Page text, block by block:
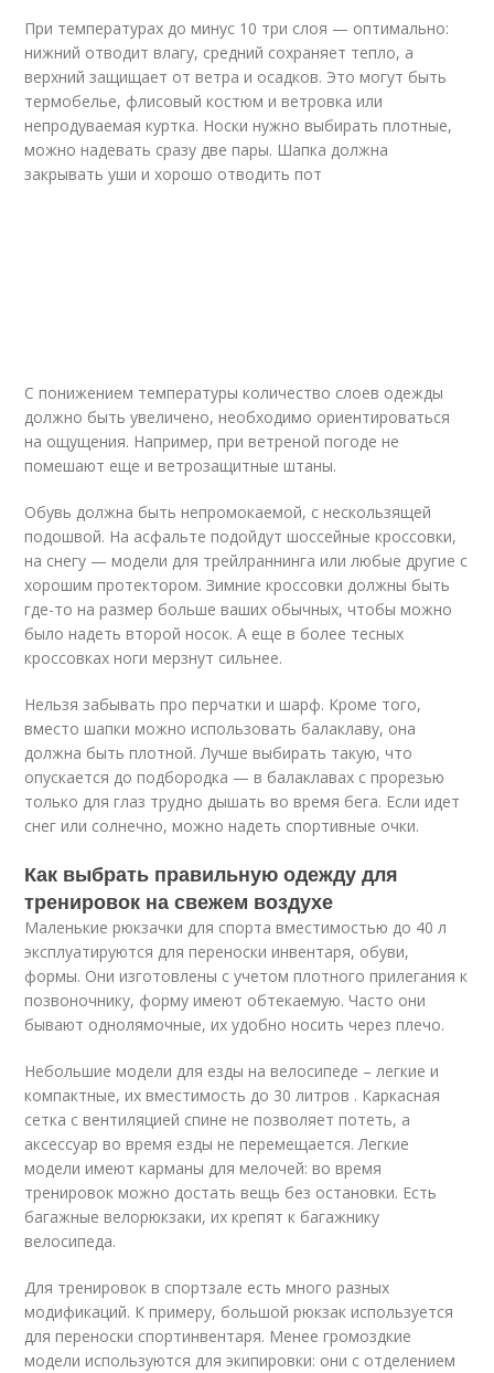
При температурах до минус 10 три слоя — оптимально:
нижний отводит влагу, средний сохраняет тепло, а
верхний защищает от ветра и осадков. Это могут быть
термобелье, флисовый костюм и ветровка или
непродуваемая куртка. Носки нужно выбирать плотные,
можно надевать сразу две пары. Шапка должна
закрывать уши и хорошо отводить пот
С понижением температуры количество слоев одежды
должно быть увеличено, необходимо ориентироваться
на ощущения. Например, при ветреной погоде не
помешают еще и ветрозащитные штаны.
Обувь должна быть непромокаемой, с нескользящей
подошвой. На асфальте подойдут шоссейные кроссовки,
на снегу — модели для трейлраннинга или любые другие с
хорошим протектором. Зимние кроссовки должны быть
где-то на размер больше ваших обычных, чтобы можно
было надеть второй носок. А еще в более тесных
кроссовках ноги мерзнут сильнее.
Нельзя забывать про перчатки и шарф. Кроме того,
вместо шапки можно использовать балаклаву, она
должна быть плотной. Лучше выбирать такую, что
опускается до подбородка — в балаклавах с прорезью
только для глаз трудно дышать во время бега. Если идет
снег или солнечно, можно надеть спортивные очки.
Как выбрать правильную одежду для
тренировок на свежем воздухе
Маленькие рюкзачки для спорта вместимостью до 40 л
эксплуатируются для переноски инвентаря, обуви,
формы. Они изготовлены с учетом плотного прилегания к
позвоночнику, форму имеют обтекаемую. Часто они
бывают однолямочные, их удобно носить через плечо.
Небольшие модели для езды на велосипеде – легкие и
компактные, их вместимость до 30 литров . Каркасная
сетка с вентиляцией спине не позволяет потеть, а
аксессуар во время езды не перемещается. Легкие
модели имеют карманы для мелочей: во время
тренировок можно достать вещь без остановки. Есть
багажные велорюкзаки, их крепят к багажнику
велосипеда.
Для тренировок в спортзале есть много разных
модификаций. К примеру, большой рюкзак используется
для переноски спортинвентаря. Менее громоздкие
модели используются для экипировки: они с отделением